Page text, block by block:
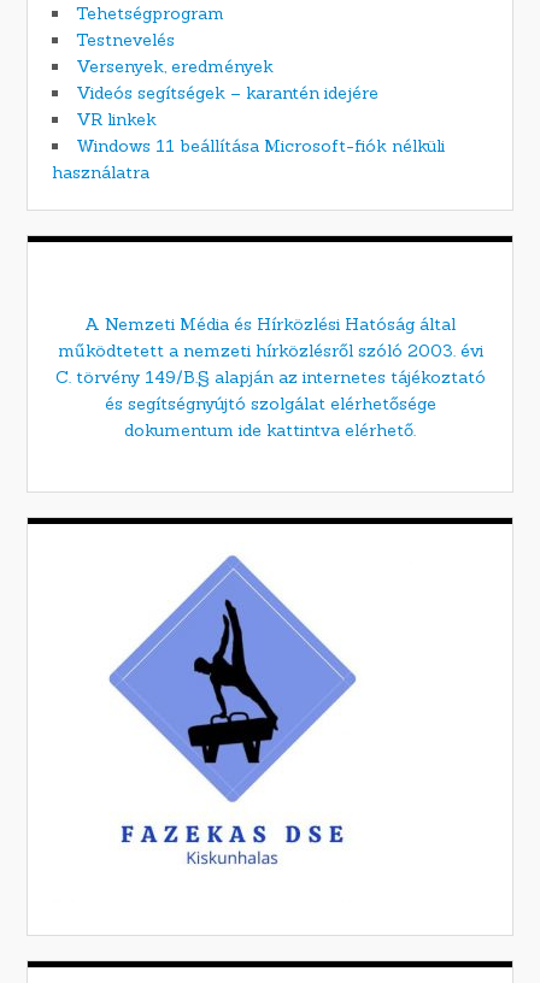
Tehetségprogram
Testnevelés
Versenyek, eredmények
Videós segítségek – karantén idejére
VR linkek
Windows 11 beállítása Microsoft-fiók nélküli
használatra
A Nemzeti Média és Hírközlési Hatóság által
működtetett a nemzeti hírközlésről szóló 2003. évi
C. törvény 149/B.§ alapján az internetes tájékoztató
és segítségnyújtó szolgálat elérhetősége
dokumentum ide kattintva elérhető.